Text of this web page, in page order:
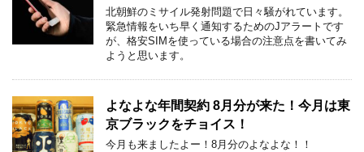
北朝鮮のミサイル発射問題で日々騒がれています。
緊急情報をいち早く通知するためのJアラートです
が、格安SIMを使っている場合の注意点を書いてみ
ようと思います。
よなよな年間契約 8月分が来た！今月は東
京ブラックをチョイス！
今月も来ましたよー！8月分のよなよな！！